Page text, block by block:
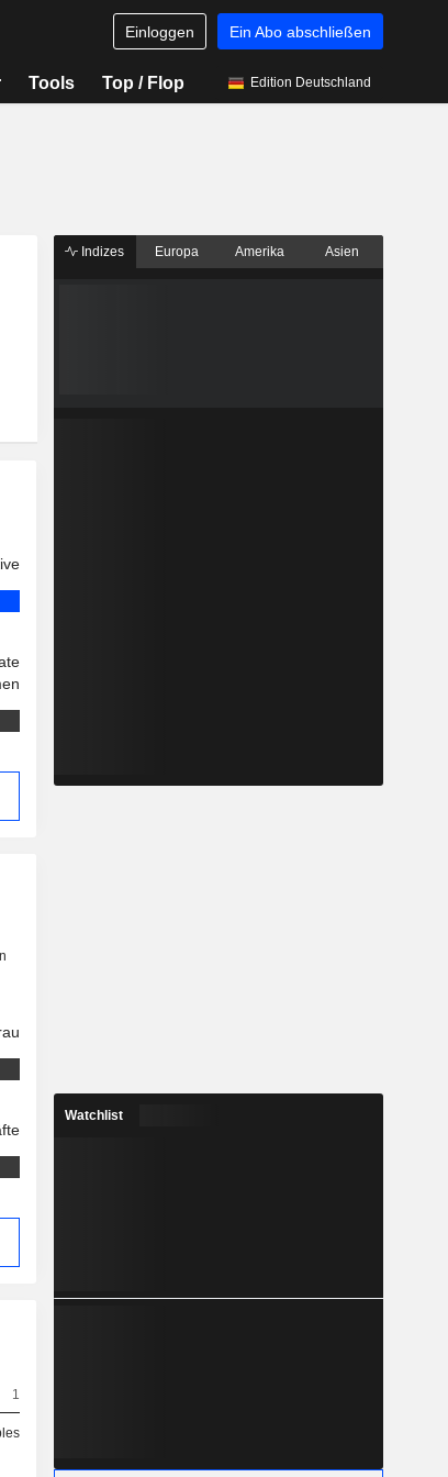
Einloggen Ein Abo abschließen
Tools Top / Flop Edition Deutschland
1
Indizes Europa Amerika Asien
Watchlist